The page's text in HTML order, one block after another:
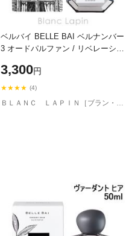
ベルバイ BELLE BAI ベルナンバー
3 オードパルファン / リベレーショ
水 ユニセックス 男性用 女性用 [5
3,300円
★★★★ (4)